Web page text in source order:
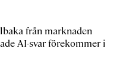
från marknaden
AI-svar förekommer i